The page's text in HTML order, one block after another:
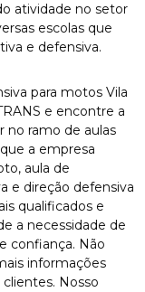
atividade no setor
escolas que
e defensiva.
para motos Vila
e encontre a
no ramo de aulas
a empresa
aula de
e direção defensiva
qualificados e
a necessidade de
confiança. Não
informações
Nosso